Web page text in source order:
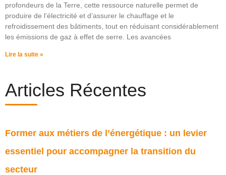
profondeurs de la Terre, cette ressource naturelle permet de
produire de l’électricité et d’assurer le chauffage et le
refroidissement des bâtiments, tout en réduisant considérablement
les émissions de gaz à effet de serre. Les avancées
Lire la suite »
Articles Récentes
Former aux métiers de l’énergétique : un levier
essentiel pour accompagner la transition du
secteur